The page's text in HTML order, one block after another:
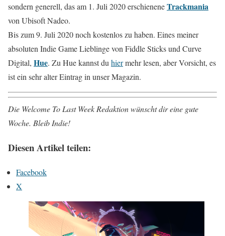
sondern generell, das am 1. Juli 2020 erschieneneTrackmania
von Ubisoft Nadeo.
Bis zum 9. Juli 2020 noch kostenlos zu haben. Eines meiner
absoluten Indie Game Lieblinge von Fiddle Sticks und Curve
Digital, Hue. Zu Hue kannst duhiermehr lesen, aber Vorsicht, es
ist ein sehr alter Eintrag in unser Magazin.
Die Welcome To Last Week Redaktion wünscht dir eine gute
Woche. Bleib Indie!
Diesen Artikel teilen:
Facebook
X